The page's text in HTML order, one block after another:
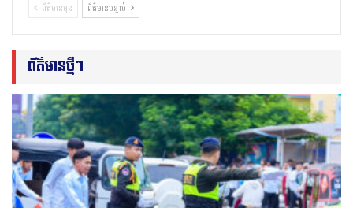
ព័ត៌មានមុន ព័ត៌មានបន្ទាប់
ព័ត៌មានថ្មីៗ